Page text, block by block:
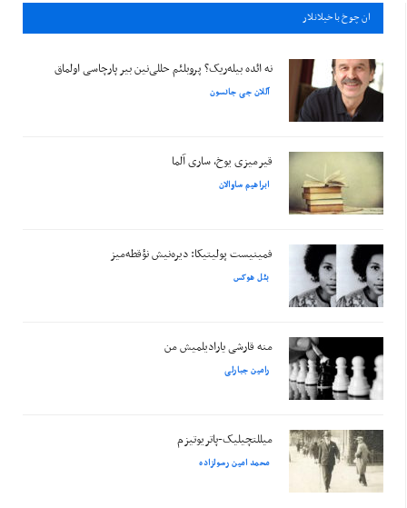
ان چوخ باخيلانلار
نه ائده بیله‌ریک؟ پروبلئم حللی‌نین بیر پارچاسی اولماق
آللان جی جانسون
قیرمیزی یوخ، ساری آلما
ابراهیم ساوالان
فمینیست پولیتیکا: دیره‌نیش نؤقطه‌میز
بئل هوکس
منه قارشی یارادیلمیش من
رامین جبارلی
میللتچیلیک-پاتریوتیزم
محمد امین رسولزاده